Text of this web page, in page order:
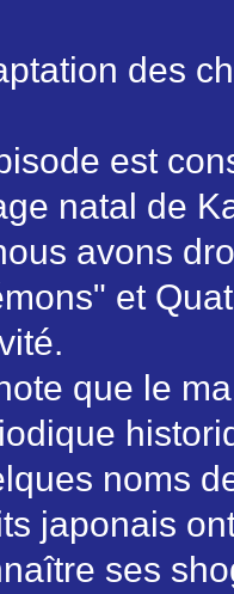
des
est
natal de
avons
et
que le
noms
japonais
ses